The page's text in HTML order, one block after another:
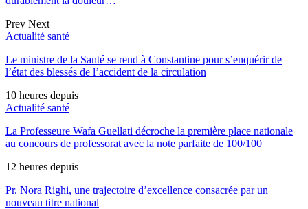
Prev Next
Actualité santé
Le ministre de la Santé se rend à Constantine pour s’enquérir de
l’état des blessés de l’accident de la circulation
10 heures depuis
Actualité santé
La Professeure Wafa Guellati décroche la première place nationale
au concours de professorat avec la note parfaite de 100/100
12 heures depuis
Pr. Nora Righi, une trajectoire d’excellence consacrée par un
nouveau titre national